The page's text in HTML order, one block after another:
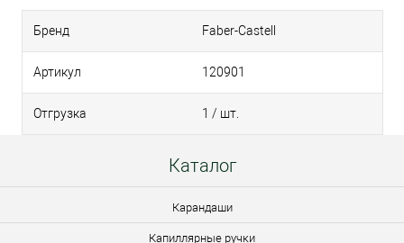
Бренд Faber-Castell
Артикул 120901
Отгрузка 1 / шт.
Каталог
Карандаши
Капиллярные ручки